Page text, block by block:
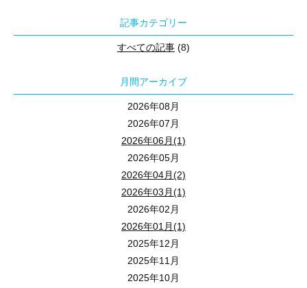
記事カテゴリー
すべての記事 (8)
月間アーカイブ
2026年08月
2026年07月
2026年06月(1)
2026年05月
2026年04月(2)
2026年03月(1)
2026年02月
2026年01月(1)
2025年12月
2025年11月
2025年10月